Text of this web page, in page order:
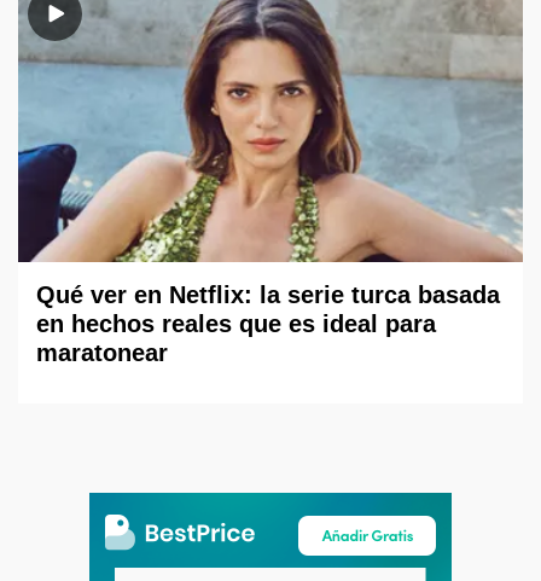
Qué ver en Netflix: la serie turca basada
en hechos reales que es ideal para
maratonear